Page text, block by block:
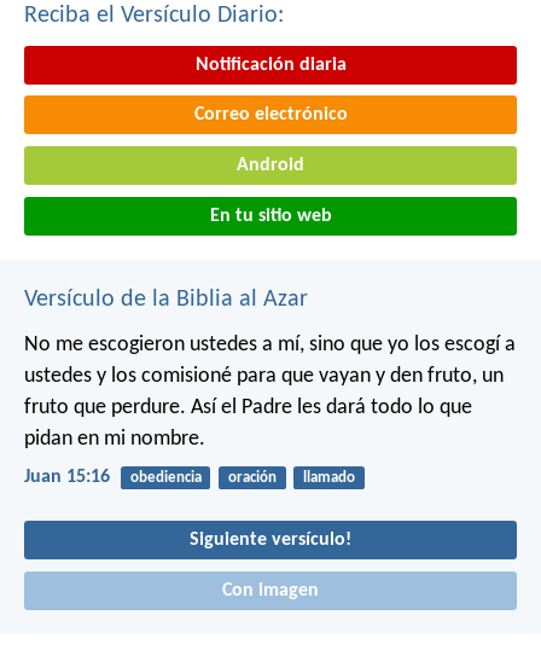
Reciba el Versículo Diario:
Notificación diaria
Correo electrónico
Android
En tu sitio web
Versículo de la Biblia al Azar
No me escogieron ustedes a mí, sino que yo los escogí a
ustedes y los comisioné para que vayan y den fruto, un
fruto que perdure. Así el Padre les dará todo lo que
pidan en mi nombre.
Juan 15:16 obediencia oración llamado
Siguiente versículo!
Con imagen